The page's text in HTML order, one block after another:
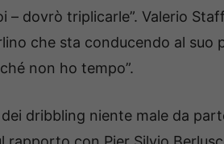
– dovrò triplicarle”. Valerio
che sta conducendo al suo
non ho tempo”.
dribbling niente male da